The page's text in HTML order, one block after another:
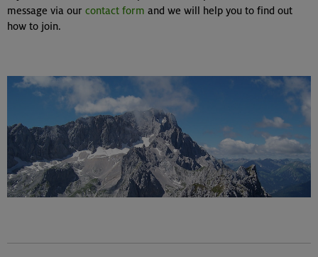
message via our contact form and we will help you to find out
how to join.